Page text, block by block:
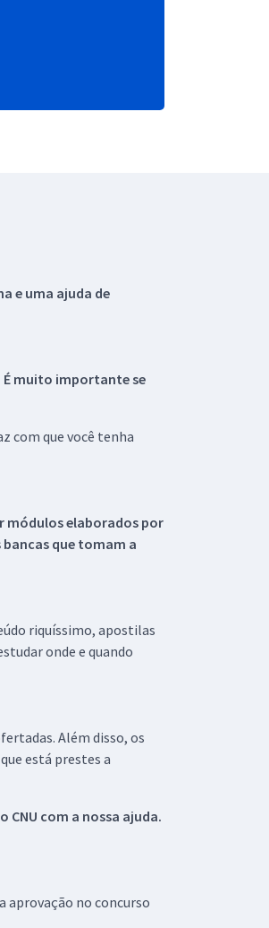
e uma ajuda de
É muito importante se
com que você tenha
módulos elaborados por
que tomam a
riquíssimo, apostilas
onde e quando
Além disso, os
está prestes a
CNU com a nossa ajuda.
aprovação no concurso